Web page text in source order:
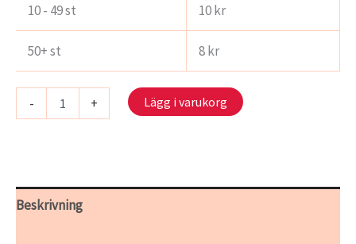
10 - 49 st 10kr
50+ st 8kr
-
706/17
mängd
+ Lägg i varukorg
Beskrivning